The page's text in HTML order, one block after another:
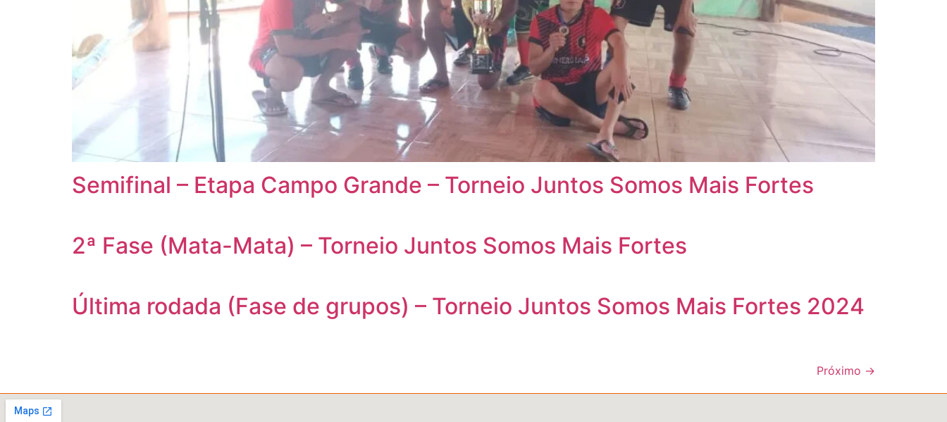
Semifinal – Etapa Campo Grande – Torneio Juntos Somos Mais Fortes
2ª Fase (Mata-Mata) – Torneio Juntos Somos Mais Fortes
Última rodada (Fase de grupos) – Torneio Juntos Somos Mais Fortes 2024
Próximo →